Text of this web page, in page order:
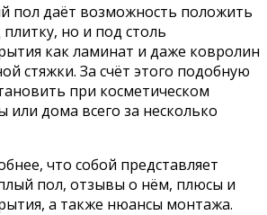
пол даёт возможность положить
но и под столь
как ламинат и даже ковролин
стяжки. За счёт этого подобную
при косметическом
или дома всего за несколько
что собой представляет
пол, отзывы о нём, плюсы и
а также нюансы монтажа.